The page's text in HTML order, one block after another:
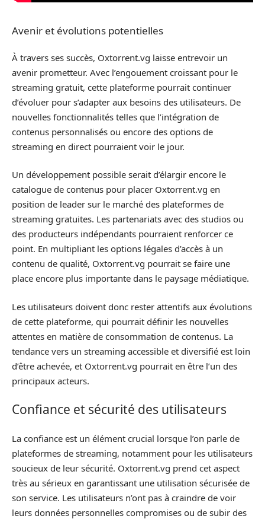
Avenir et évolutions potentielles
À travers ses succès, Oxtorrent.vg laisse entrevoir un
avenir prometteur. Avec l’engouement croissant pour le
streaming gratuit, cette plateforme pourrait continuer
d’évoluer pour s’adapter aux besoins des utilisateurs. De
nouvelles fonctionnalités telles que l’intégration de
contenus personnalisés ou encore des options de
streaming en direct pourraient voir le jour.
Un développement possible serait d’élargir encore le
catalogue de contenus pour placer Oxtorrent.vg en
position de leader sur le marché des plateformes de
streaming gratuites. Les partenariats avec des studios ou
des producteurs indépendants pourraient renforcer ce
point. En multipliant les options légales d’accès à un
contenu de qualité, Oxtorrent.vg pourrait se faire une
place encore plus importante dans le paysage médiatique.
Les utilisateurs doivent donc rester attentifs aux évolutions
de cette plateforme, qui pourrait définir les nouvelles
attentes en matière de consommation de contenus. La
tendance vers un streaming accessible et diversifié est loin
d’être achevée, et Oxtorrent.vg pourrait en être l’un des
principaux acteurs.
Confiance et sécurité des utilisateurs
La confiance est un élément crucial lorsque l’on parle de
plateformes de streaming, notamment pour les utilisateurs
soucieux de leur sécurité. Oxtorrent.vg prend cet aspect
très au sérieux en garantissant une utilisation sécurisée de
son service. Les utilisateurs n’ont pas à craindre de voir
leurs données personnelles compromises ou de subir des